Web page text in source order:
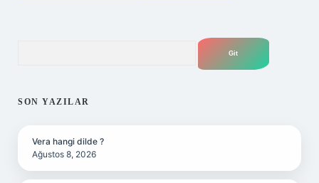
SON YAZILAR
Vera hangi dilde ?
Ağustos 8, 2026